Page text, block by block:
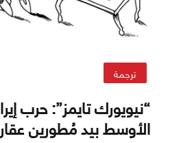
ترجمة
“نيويورك تايمز”: حرب
الأوسط بيد مُطورين